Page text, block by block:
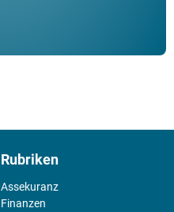
Rubriken
Assekuranz
Finanzen